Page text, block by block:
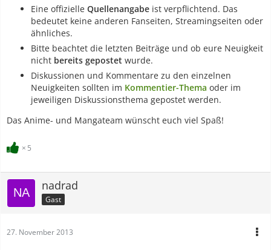
Eine offizielle Quellenangabe ist verpflichtend. Das
bedeutet keine anderen Fanseiten, Streamingseiten oder
ähnliches.
Bitte beachtet die letzten Beiträge und ob eure Neuigkeit
nicht bereits gepostet wurde.
Diskussionen und Kommentare zu den einzelnen
Neuigkeiten sollten im Kommentier-Thema oder im
jeweiligen Diskussionsthema gepostet werden.
Das Anime- und Mangateam wünscht euch viel Spaß!
5
nadrad
Gast
27. November 2013